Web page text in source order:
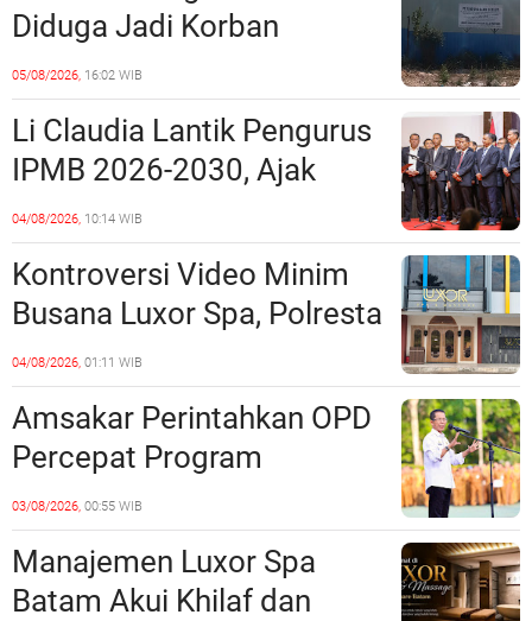
Diduga Jadi Korban
Penipuan Kavling Hingga
Miliaran Rupiah, Laporan ke
Polda Kepri Jalan di
Tempat?
05/08/2026, 16:02 WIB
Li Claudia Lantik Pengurus
IPMB 2026-2030, Ajak
Perkuat Kerukunan dan
Sinergi dengan Pemko
Batam
04/08/2026, 10:14 WIB
Kontroversi Video Minim
Busana Luxor Spa, Polresta
Barelang Usut Tuntas
Unsur Pelanggaran Hukum
04/08/2026, 01:11 WIB
Amsakar Perintahkan OPD
Percepat Program
Prioritas, Targetkan
Realisasi Pembangunan
Lampaui 50 Persen
03/08/2026, 00:55 WIB
Manajemen Luxor Spa
Batam Akui Khilaf dan